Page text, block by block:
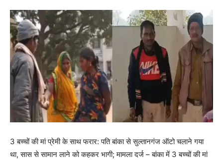
3 बच्चों की मां प्रेमी के साथ फरार: पति बांका से सुल्तानगंज ऑटो चलाने गया
था, सास से सामान लाने को कहकर भागी; मामला दर्ज – बांका में 3 बच्चों की मां